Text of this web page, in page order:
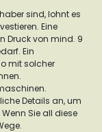
sind, lohnt es
Eine
Druck von mind. 9
Ein
mit solcher
Details an, um
Sie all diese